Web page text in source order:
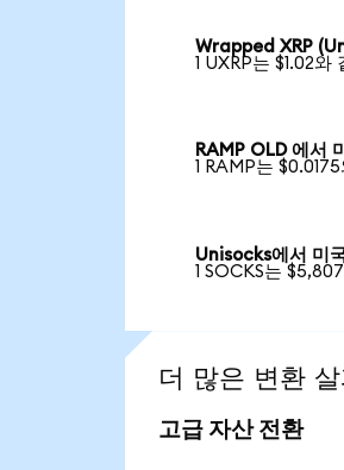
Wrapped XRP
1 UXRP는 $1.02와
RAMP OLD 에서
1 RAMP는
Unisocks에서 미
1 SOCKS는
더 많은 변환
고급 자산 전환